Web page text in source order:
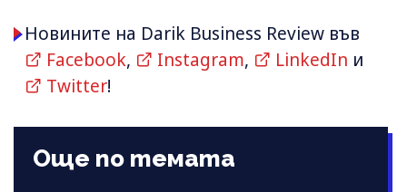
Новините на Darik Business Review във
Facebook, Instagram, LinkedIn и
Twitter!
Още по темата